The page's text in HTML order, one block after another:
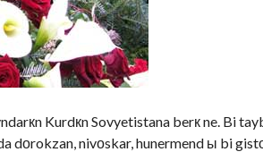
Kurdкn Sovyetistana berк ne. Bi
dоrokzan, nivоskar, hunermend ы bi